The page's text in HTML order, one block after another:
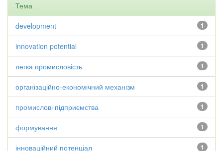
Тема
1
development
1
innovation potential
1
легка промисловість
1
організаційно-економічний механізм
1
промислові підприємства
1
формування
1
інноваційний потенціал